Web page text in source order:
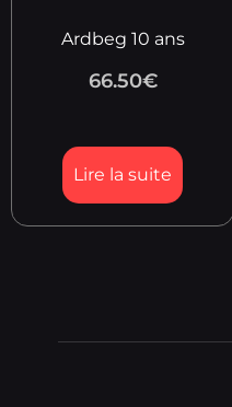
Ardbeg 10 ans
66.50€
Lire la suite